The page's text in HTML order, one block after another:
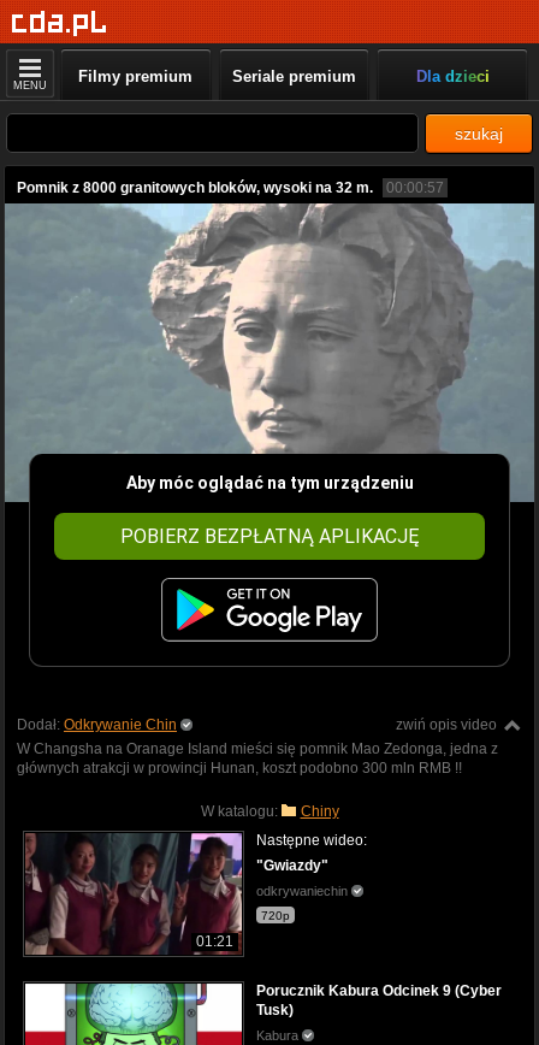
MENU Filmy premium Seriale premium Dla dzieci
szukaj
Pomnik z 8000 granitowych bloków, wysoki na 32 m. 00:00:57
Aby móc oglądać na tym urządzeniu
POBIERZ BEZPŁATNĄ APLIKACJĘ
zwiń opis video
Dodał: Odkrywanie Chin
W Changsha na Oranage Island mieści się pomnik Mao Zedonga, jedna z
głównych atrakcji w prowincji Hunan, koszt podobno 300 mln RMB !!
W katalogu: Chiny
01:21
Następne wideo:
"Gwiazdy"
odkrywaniechin
720p
Porucznik Kabura Odcinek 9 (Cyber
Tusk)
Kabura